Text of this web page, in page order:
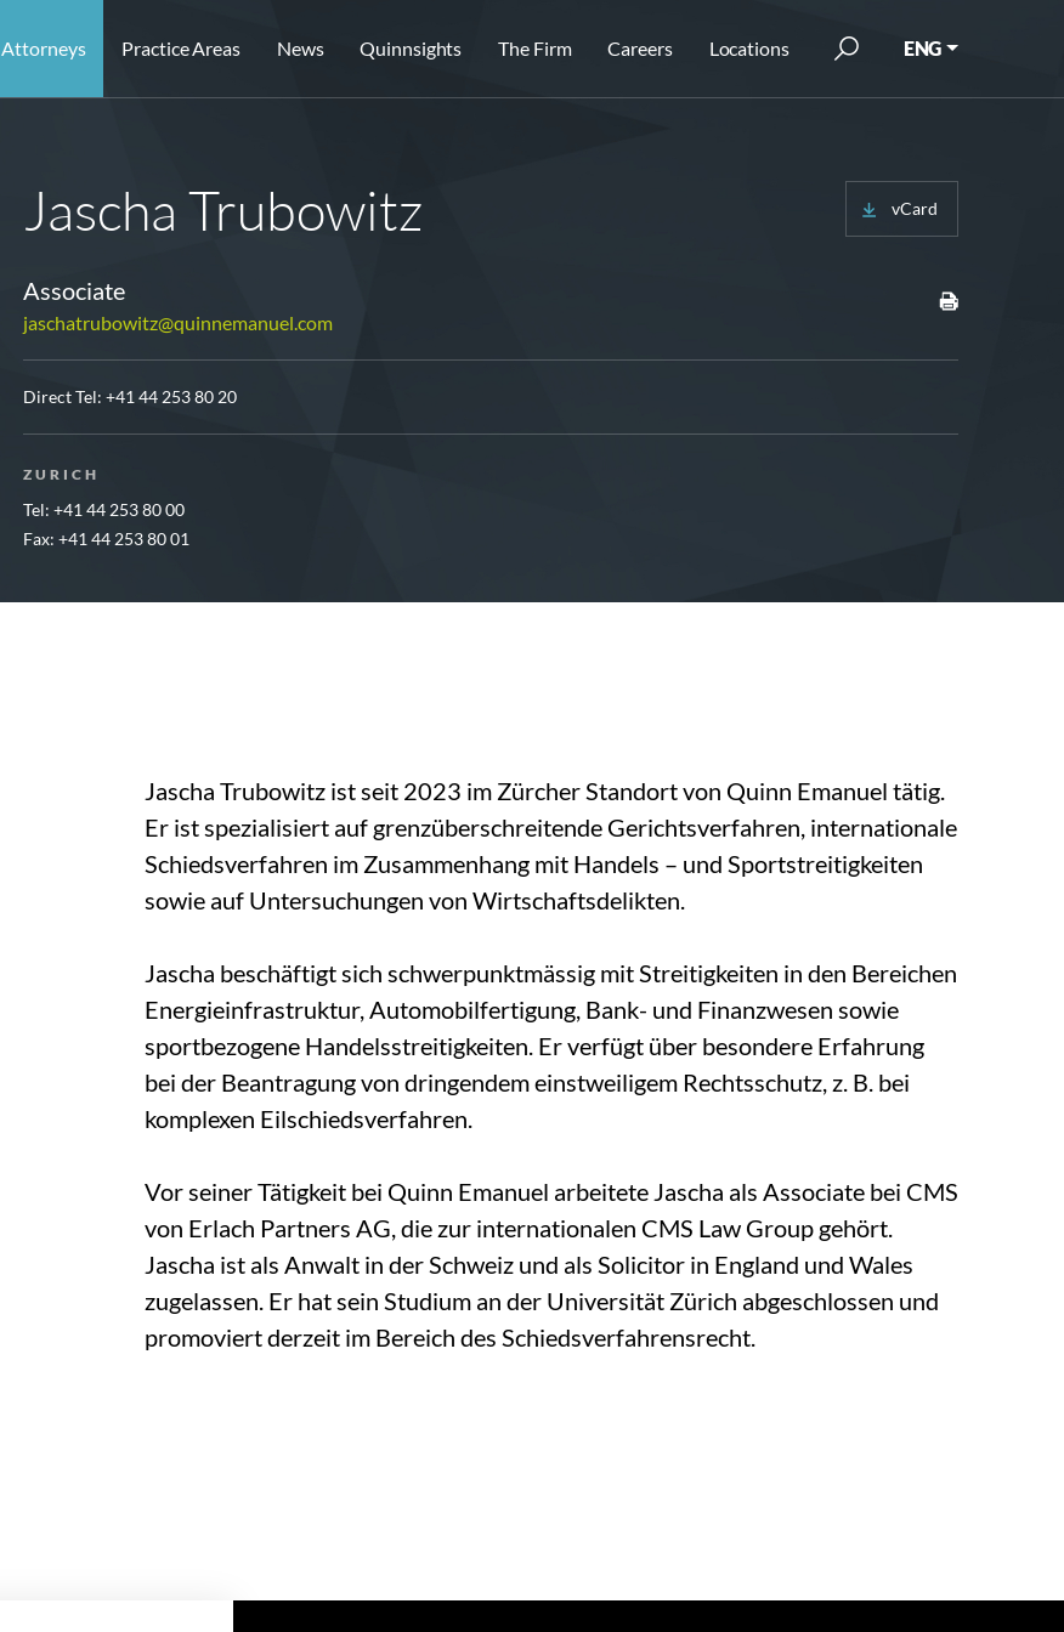
Attorneys Practice Areas News Quinnsights The Firm Careers Locations ENG
Jascha Trubowitz
Associate
jaschatrubowitz@quinnemanuel.com
vCard
Direct Tel: +41 44 253 80 20
ZURICH
Tel: +41 44 253 80 00
Fax: +41 44 253 80 01
Jascha Trubowitz ist seit 2023 im Zürcher Standort von Quinn Emanuel tätig.
Er ist spezialisiert auf grenzüberschreitende Gerichtsverfahren, internationale
Schiedsverfahren im Zusammenhang mit Handels – und Sportstreitigkeiten
sowie auf Untersuchungen von Wirtschaftsdelikten.
Jascha beschäftigt sich schwerpunktmässig mit Streitigkeiten in den Bereichen
Energieinfrastruktur, Automobilfertigung, Bank- und Finanzwesen sowie
sportbezogene Handelsstreitigkeiten. Er verfügt über besondere Erfahrung
bei der Beantragung von dringendem einstweiligem Rechtsschutz, z. B. bei
komplexen Eilschiedsverfahren.
Vor seiner Tätigkeit bei Quinn Emanuel arbeitete Jascha als Associate bei CMS
von Erlach Partners AG, die zur internationalen CMS Law Group gehört.
Jascha ist als Anwalt in der Schweiz und als Solicitor in England und Wales
zugelassen. Er hat sein Studium an der Universität Zürich abgeschlossen und
promoviert derzeit im Bereich des Schiedsverfahrensrecht.